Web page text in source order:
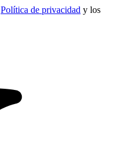
Política de privacidad y los